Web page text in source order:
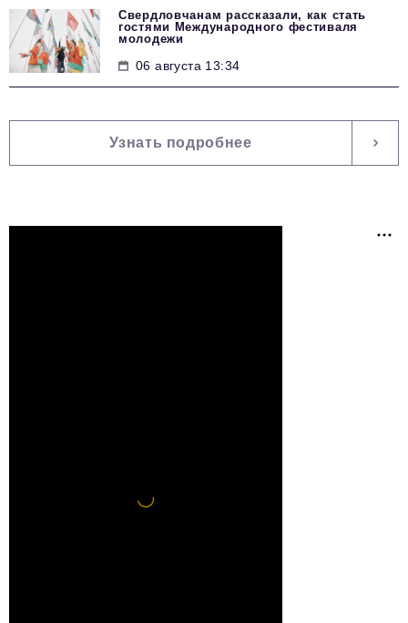
Свердловчанам рассказали, как стать
гостями Международного фестиваля
молодежи
06 августа 13:34
Узнать подробнее